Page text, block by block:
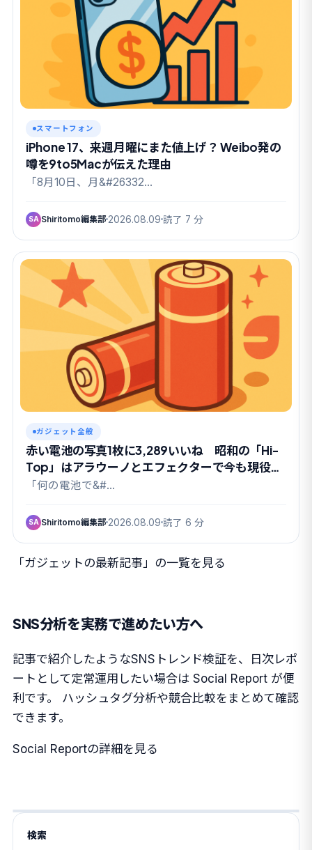
スマートフォン
iPhone 17、来週月曜にまた値上げ？ Weibo発の
噂を9to5Macが伝えた理由
「8月10日、月&#26332…
SA Shiritomo編集部 2026.08.09 読了 7 分
ガジェット全般
赤い電池の写真1枚に3,289いいね 昭和の「Hi-
Top」はアラウーノとエフェクターで今も現役だ
った
「何の電池で&#…
SA Shiritomo編集部 2026.08.09 読了 6 分
「ガジェットの最新記事」の一覧を見る
SNS分析を実務で進めたい方へ
記事で紹介したようなSNSトレンド検証を、日次レポ
ートとして定常運用したい場合は Social Report が便
利です。 ハッシュタグ分析や競合比較をまとめて確認
できます。
Social Reportの詳細を見る
検索